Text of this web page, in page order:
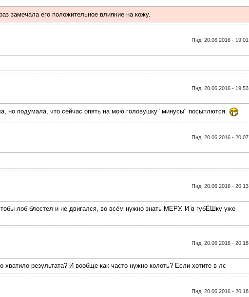
замечала его положительное влияние на кожу.
Пнд, 20.06.2016 - 19:01
Пнд, 20.06.2016 - 19:53
но подумала, что сейчас опять на мою головушку "минусы" посыплются.
Пнд, 20.06.2016 - 20:07
Пнд, 20.06.2016 - 20:13
лоб блестел и не двигался, во всём нужно знать МЕРУ. И в губЁШку уже
Пнд, 20.06.2016 - 20:18
результата? И вообще как часто нужно колоть? Если хотите в лс
Пнд, 20.06.2016 - 20:18